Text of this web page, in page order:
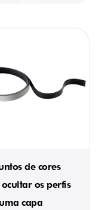
de cores
os perfis
capa